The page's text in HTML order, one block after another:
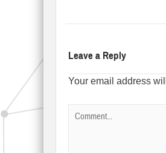
Leave a Reply
Your email address